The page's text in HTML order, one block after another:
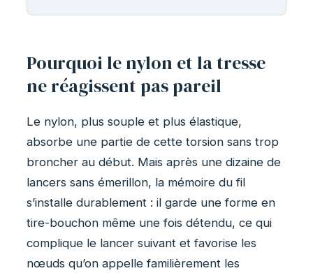
Pourquoi le nylon et la tresse
ne réagissent pas pareil
Le nylon, plus souple et plus élastique,
absorbe une partie de cette torsion sans trop
broncher au début. Mais après une dizaine de
lancers sans émerillon, la mémoire du fil
s’installe durablement : il garde une forme en
tire-bouchon même une fois détendu, ce qui
complique le lancer suivant et favorise les
nœuds qu’on appelle familièrement les